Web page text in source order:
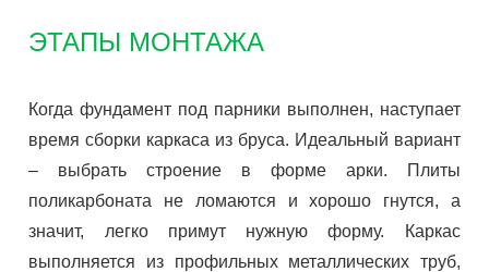
ЭТАПЫ МОНТАЖА
Когда фундамент под парники выполнен, наступает
время сборки каркаса из бруса. Идеальный вариант
– выбрать строение в форме арки. Плиты
поликарбоната не ломаются и хорошо гнутся, а
значит, легко примут нужную форму. Каркас
выполняется из профильных металлических труб,